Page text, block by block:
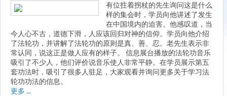
有位拄着拐杖的先生询问这是什么
样的集会时，学员向他讲述了发生
在中国境内的迫害。他感叹道，当
今人心不古，道德下滑，人应该回归对神的信仰。学员向他介绍
了法轮功，并讲解了法轮功的原则是真、善、忍。老先生表示非
常认同，说这正是做人应有的样子。 信息展台播放的法轮功音乐
吸引了不少人，他们评价说音乐使人非常平静。在学员展示第五
套功法时，吸引了很多人驻足，大家观看并询问更多关于学习法
轮功功法的信息。
更多 ...